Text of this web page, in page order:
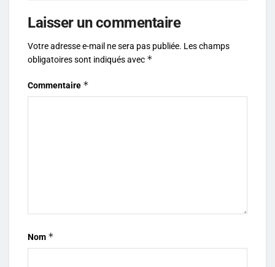
Laisser un commentaire
Votre adresse e-mail ne sera pas publiée. Les champs
obligatoires sont indiqués avec *
Commentaire *
Nom *